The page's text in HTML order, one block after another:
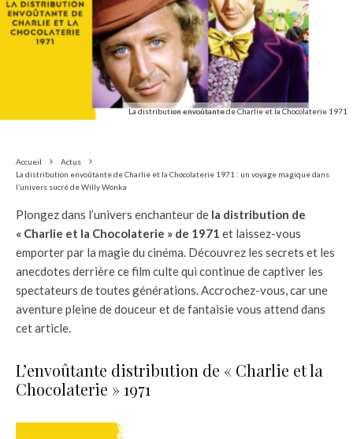
La distribution envoûtante de Charlie et la Chocolaterie 1971
Accueil
Actus
La distribution envoûtante de Charlie et la Chocolaterie 1971 : un voyage magique dans
l’univers sucré de Willy Wonka
Plongez dans l’univers enchanteur de la distribution de
« Charlie et la Chocolaterie » de 1971 et laissez-vous
emporter par la magie du cinéma. Découvrez les secrets et les
anecdotes derrière ce film culte qui continue de captiver les
spectateurs de toutes générations. Accrochez-vous, car une
aventure pleine de douceur et de fantaisie vous attend dans
cet article.
L’envoûtante distribution de « Charlie et la
Chocolaterie » 1971